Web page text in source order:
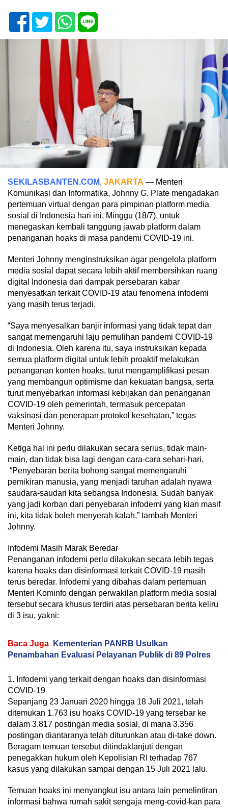
SEKILASBANTEN.COM, JAKARTA — Menteri
Komunikasi dan Informatika, Johnny G. Plate mengadakan
pertemuan virtual dengan para pimpinan platform media
sosial di Indonesia hari ini, Minggu (18/7), untuk
menegaskan kembali tanggung jawab platform dalam
penanganan hoaks di masa pandemi COVID-19 ini.
Menteri Johnny menginstruksikan agar pengelola platform
media sosial dapat secara lebih aktif membersihkan ruang
digital Indonesia dari dampak persebaran kabar
menyesatkan terkait COVID-19 atau fenomena infodemi
yang masih terus terjadi.
“Saya menyesalkan banjir informasi yang tidak tepat dan
sangat memengaruhi laju pemulihan pandemi COVID-19
di Indonesia. Oleh karena itu, saya instruksikan kepada
semua platform digital untuk lebih proaktif melakukan
penanganan konten hoaks, turut mengamplifikasi pesan
yang membangun optimisme dan kekuatan bangsa, serta
turut menyebarkan informasi kebijakan dan penanganan
COVID-19 oleh pemerintah, termasuk percepatan
vaksinasi dan penerapan protokol kesehatan,” tegas
Menteri Johnny.
Ketiga hal ini perlu dilakukan secara serius, tidak main-
main, dan tidak bisa lagi dengan cara-cara sehari-hari.
“Penyebaran berita bohong sangat memengaruhi
pemikiran manusia, yang menjadi taruhan adalah nyawa
saudara-saudari kita sebangsa Indonesia. Sudah banyak
yang jadi korban dari penyebaran infodemi yang kian masif
ini, kita tidak boleh menyerah kalah,” tambah Menteri
Johnny.
Infodemi Masih Marak Beredar
Penanganan infodemi perlu dilakukan secara lebih tegas
karena hoaks dan disinformasi terkait COVID-19 masih
terus beredar. Infodemi yang dibahas dalam pertemuan
Menteri Kominfo dengan perwakilan platform media sosial
tersebut secara khusus terdiri atas persebaran berita keliru
di 3 isu, yakni:
Baca Juga
Kementerian PANRB Usulkan
Penambahan Evaluasi Pelayanan Publik di 89 Polres
1. Infodemi yang terkait dengan hoaks dan disinformasi
COVID-19
Sepanjang 23 Januari 2020 hingga 18 Juli 2021, telah
ditemukan 1.763 isu hoaks COVID-19 yang tersebar ke
dalam 3.817 postingan media sosial, di mana 3.356
postingan diantaranya telah diturunkan atau di-take down.
Beragam temuan tersebut ditindaklanjuti dengan
penegakkan hukum oleh Kepolisian RI terhadap 767
kasus yang dilakukan sampai dengan 15 Juli 2021 lalu.
Temuan hoaks ini menyangkut isu antara lain pemelintiran
informasi bahwa rumah sakit sengaja meng-covid-kan para